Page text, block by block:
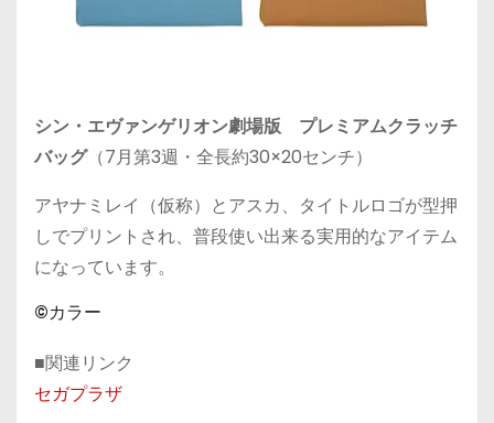
シン・エヴァンゲリオン劇場版 プレミアムクラッチ
バッグ（7月第3週・全長約30×20センチ）
アヤナミレイ（仮称）とアスカ、タイトルロゴが型押
しでプリントされ、普段使い出来る実用的なアイテム
になっています。
©カラー
■関連リンク
セガプラザ